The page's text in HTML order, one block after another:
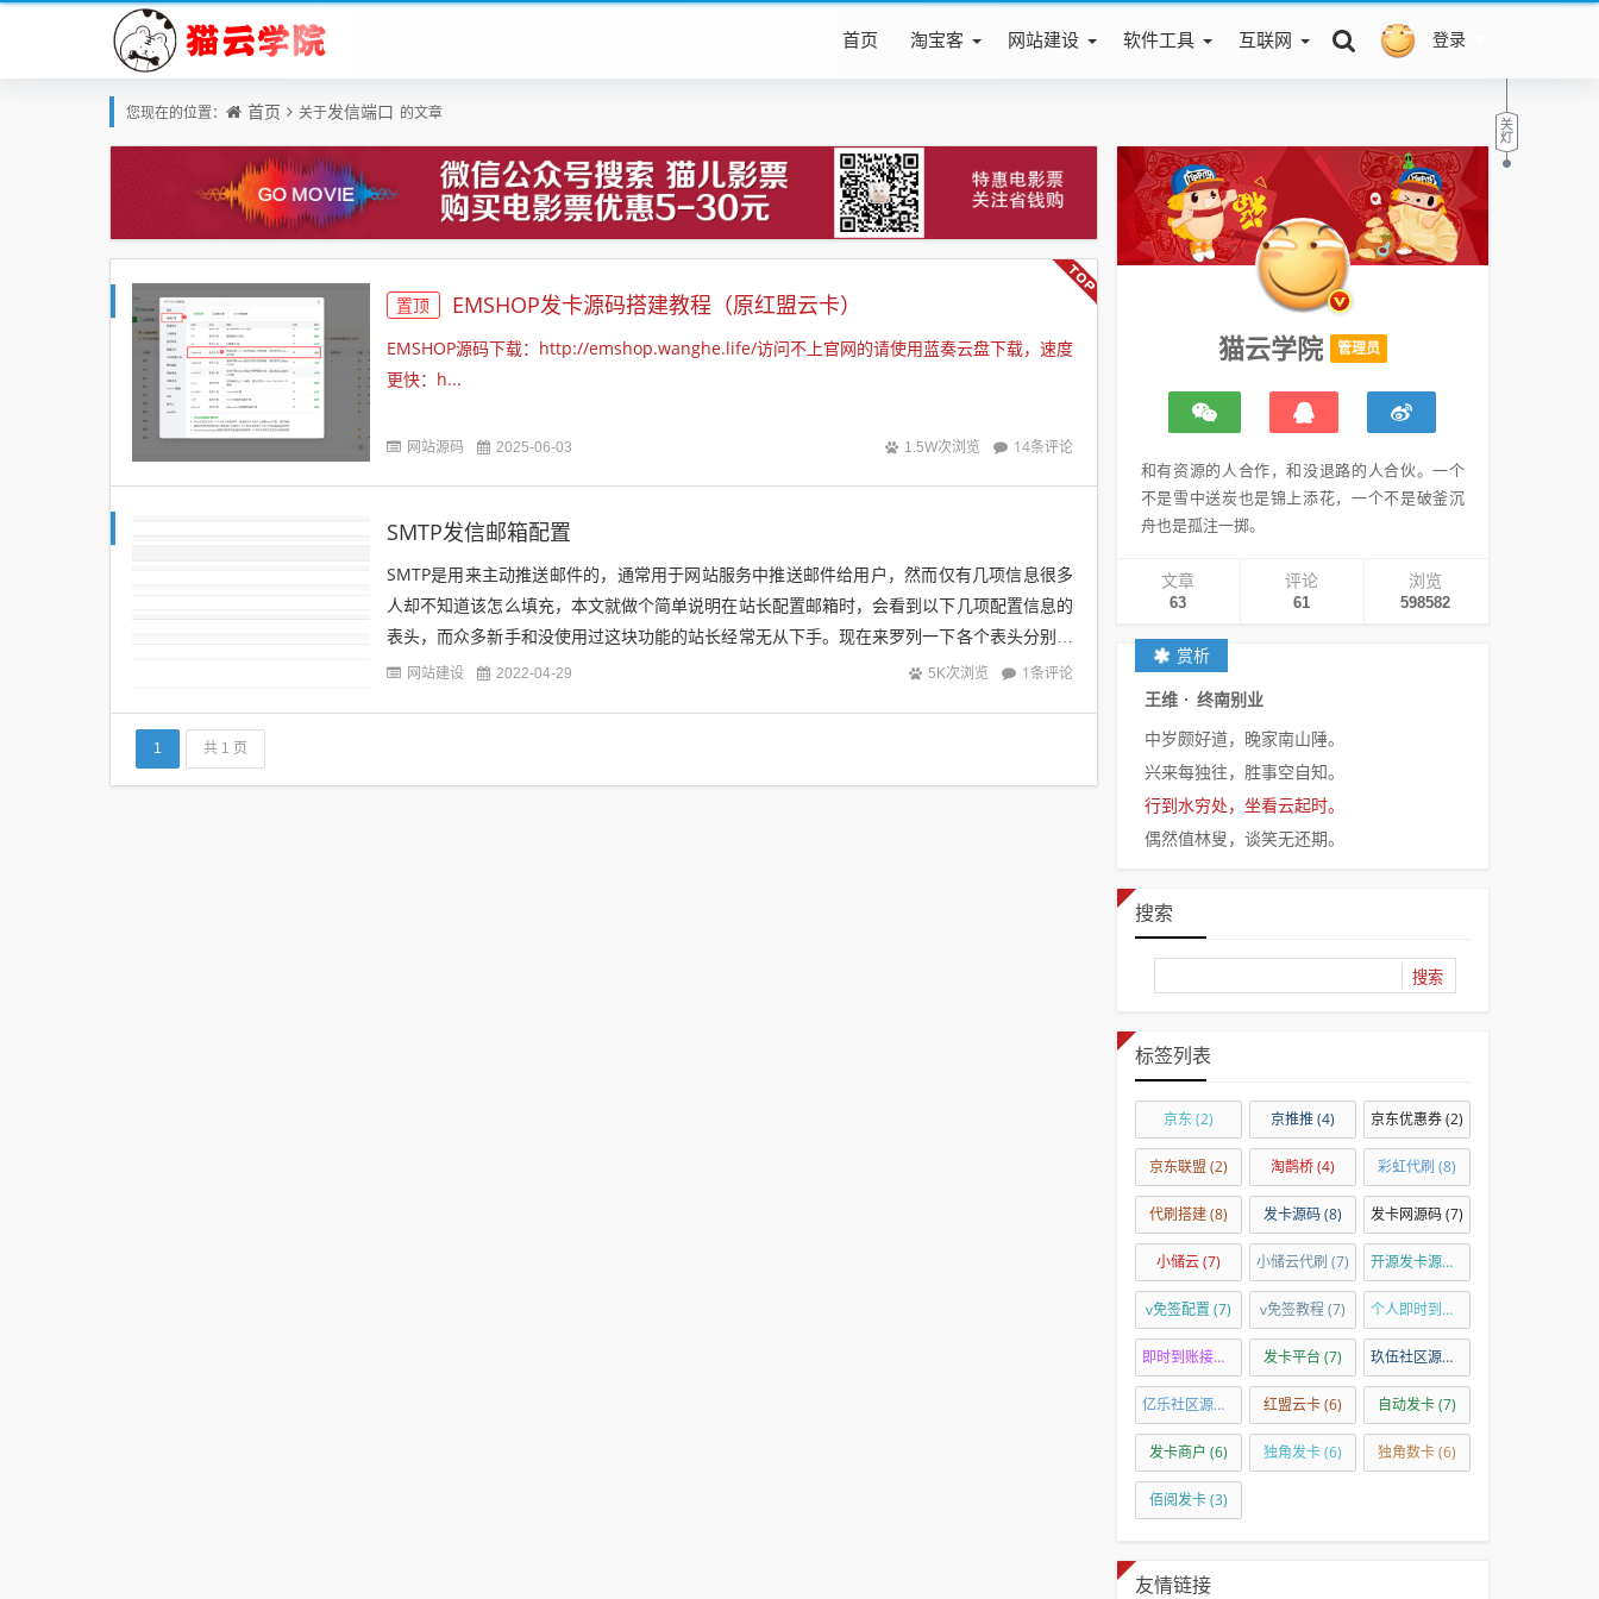
登录
首页 淘宝客 网站建设 软件工具 互联网
您现在的位置： 首页 关于发信端口 的文章
置顶 EMSHOP发卡源码搭建教程（原红盟云卡）
EMSHOP源码下载：http://emshop.wanghe.life/访问不上官网的请使用蓝奏云盘下载，速度
更快：h...
网站源码 2025-06-03 1.5W次浏览 14条评论
SMTP发信邮箱配置
SMTP是用来主动推送邮件的，通常用于网站服务中推送邮件给用户，然而仅有几项信息很多
人却不知道该怎么填充，本文就做个简单说明在站长配置邮箱时，会看到以下几项配置信息的
表头，而众多新手和没使用过这块功能的站长经常无从下手。现在来罗列一下各个表头分别是
什么，常见的几种SMTP服务器地址，端口腾讯QQ邮箱...
网站建设 2022-04-29 5K次浏览 1条评论
1 共 1 页
猫云学院 管理员
和有资源的人合作，和没退路的人合伙。一个
不是雪中送炭也是锦上添花，一个不是破釜沉
舟也是孤注一掷。
文章
63
评论
61
浏览
598582
赏析
王维 · 终南别业
中岁颇好道，晚家南山陲。
兴来每独往，胜事空自知。
行到水穷处，坐看云起时。
偶然值林叟，谈笑无还期。
搜索
标签列表
京东 (2) 京推推(4) 京东优惠券(2)
京东联盟 (2) 淘鹊桥(4) 彩虹代刷 (8)
代刷搭建(8) 发卡源码(8) 发卡网源码(7)
小储云(7) 小储云代刷 (7) 开源发卡源码
v免签配置 (7) v免签教程(7) 个人即时到账
即时到账接口 发卡平台 (7) 玖伍社区源码
亿乐社区源码 红盟云卡(6) 自动发卡(7)
发卡商户 (6) 独角发卡(6) 独角数卡(6)
佰阅发卡(3)
友情链接